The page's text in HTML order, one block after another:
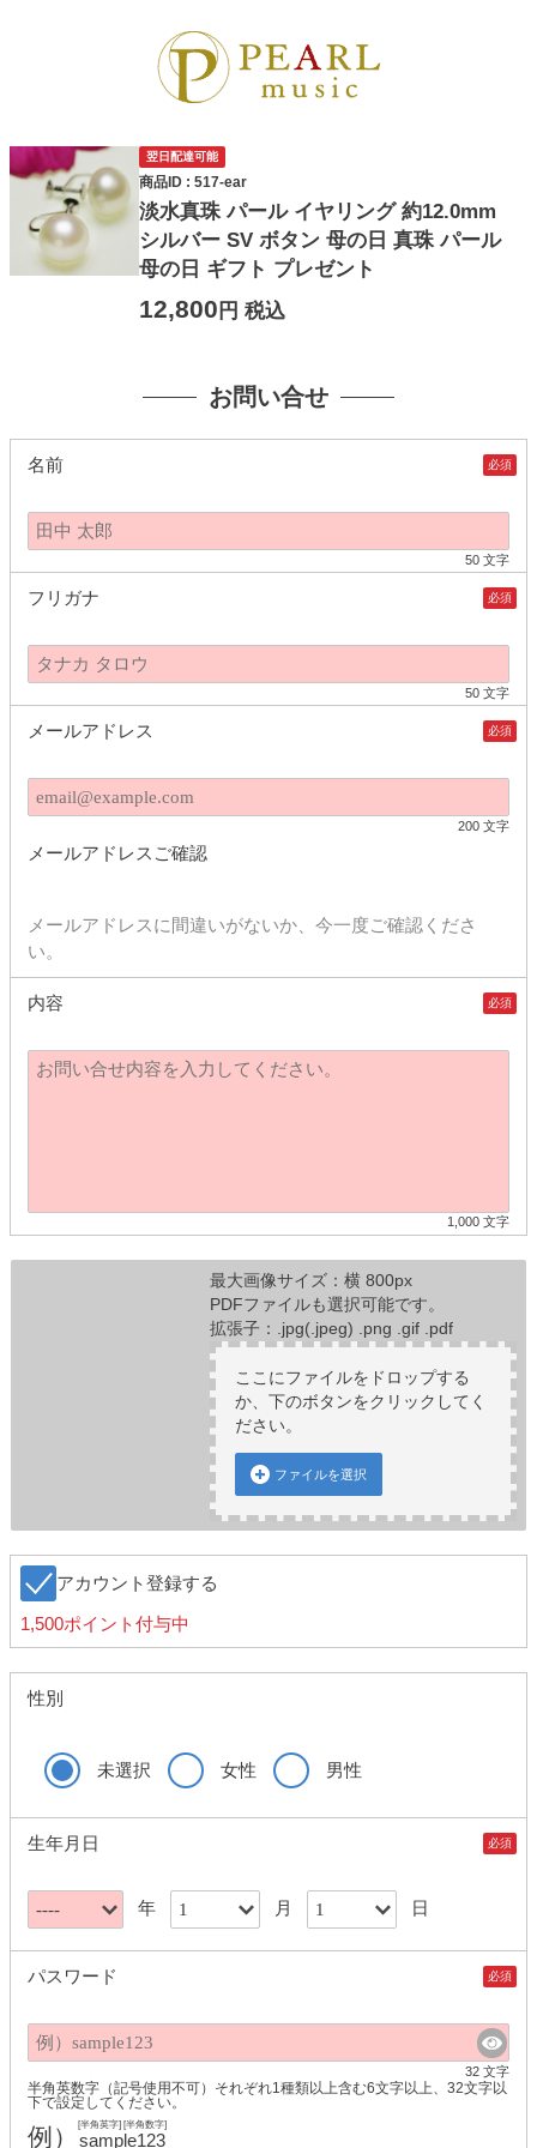
翌日配達可能
商品ID : 517-ear
淡水真珠 パール イヤリング 約12.0mm
シルバー SV ボタン 母の日 真珠 パール
母の日 ギフト プレゼント
12,800 円 税込
お問い合せ
名前 必須
50 文字
フリガナ 必須
50 文字
メールアドレス 必須
200 文字
メールアドレスご確認
メールアドレスに間違いがないか、今一度ご確認くださ
い。
内容 必須
1,000 文字
最大画像サイズ：横 800px
PDFファイルも選択可能です。
拡張子：.jpg(.jpeg) .png .gif .pdf
ここにファイルをドロップする
か、下のボタンをクリックしてく
ださい。
ファイルを選択
アカウント登録する
1,500ポイント付与中
性別
未選択 女性 男性
生年月日 必須
年 月 日
パスワード 必須
32 文字
半角英数字（記号使用不可）それぞれ1種類以上含む6文字以上、32文字以
下で設定してください。
例） sample123
[半角英字] [半角数字]